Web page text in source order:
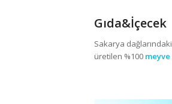
Gıda&İçecek
Sakarya
üretilen %100 meyve